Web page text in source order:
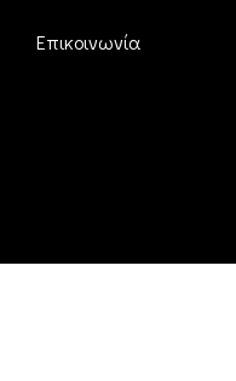
Επικοινωνία